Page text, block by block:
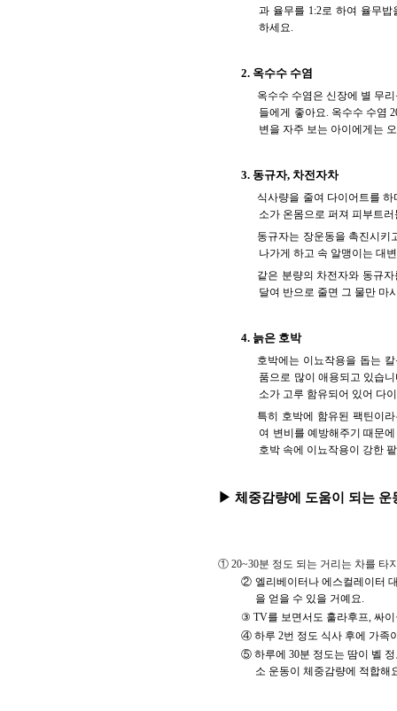
과 율무를 1:2로 하여 율무
하세요.
2. 옥수수 수염
옥수수 수염은 신장에 별 무
들에게 좋아요. 옥수수 수염
변을 자주 보는 아이에게는
3. 동규자, 차전자차
식사량을 줄여 다이어트를
소가 온몸으로 퍼져 피부트
동규자는 장운동을 촉진시키
나가게 하고 속 알맹이는 대
같은 분량의 차전자와 동규
달여 반으로 줄면 그 물만 마
4. 늙은 호박
호박에는 이뇨작용을 돕는
품으로 많이 애용되고 있습
소가 고루 함유되어 있어 다
특히 호박에 함유된 팩틴이
여 변비를 예방해주기 때문
호박 속에 이뇨작용이 강한
▶ 체중감량에 도움이 되는 운
① 20~30분 정도 되는 거리는 차를 타
② 엘리베이터나 에스컬레이터
을 얻을 수 있을 거예요.
③ TV를 보면서도 훌라후프, 싸
④ 하루 2번 정도 식사 후에 가족
⑤ 하루에 30분 정도는 땀이 벨
소 운동이 체중감량에 적합해